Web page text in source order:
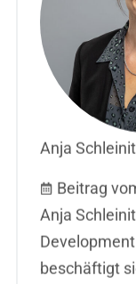
Anja
Beitrag
Anja
beschäftigt